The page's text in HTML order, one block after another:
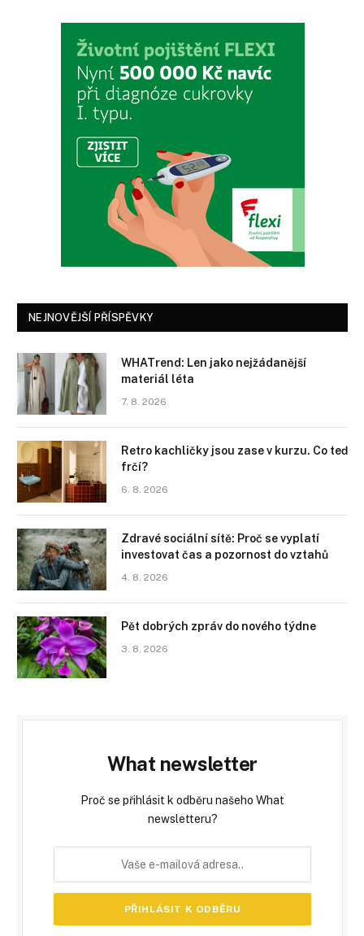
NEJNOVĚJŠÍ PŘÍSPĚVKY
WHATrend: Len jako nejžádanější
materiál léta
7. 8. 2026
Retro kachličky jsou zase v kurzu. Co teď
frčí?
6. 8. 2026
Zdravé sociální sítě: Proč se vyplatí
investovat čas a pozornost do vztahů
4. 8. 2026
Pět dobrých zpráv do nového týdne
3. 8. 2026
What newsletter
Proč se přihlásit k odběru našeho What
newsletteru?